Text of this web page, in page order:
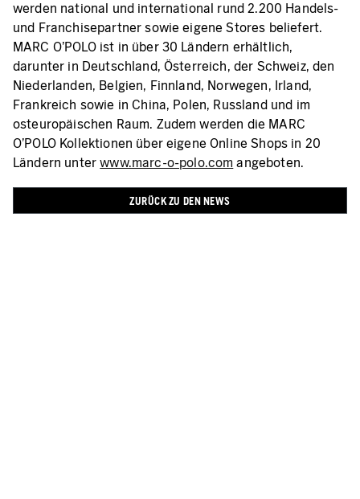
werden national und international rund 2.200 Handels-
und Franchisepartner sowie eigene Stores beliefert.
MARC O’POLO ist in über 30 Ländern erhältlich,
darunter in Deutschland, Österreich, der Schweiz, den
Niederlanden, Belgien, Finnland, Norwegen, Irland,
Frankreich sowie in China, Polen, Russland und im
osteuropäischen Raum. Zudem werden die MARC
O’POLO Kollektionen über eigene Online Shops in 20
Ländern unter www.marc-o-polo.com angeboten.
ZURÜCK ZU DEN NEWS